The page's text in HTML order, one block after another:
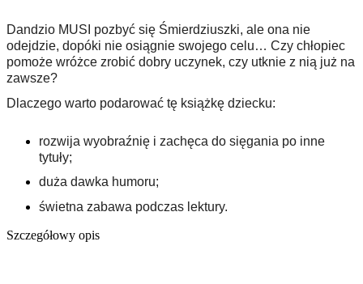
Dandzio MUSI pozbyć się Śmierdziuszki, ale ona nie
odejdzie, dopóki nie osiągnie swojego celu… Czy chłopiec
pomoże wróżce zrobić dobry uczynek, czy utknie z nią już na
zawsze?
Dlaczego warto podarować tę książkę dziecku:
rozwija wyobraźnię i zachęca do sięgania po inne
tytuły;
duża dawka humoru;
świetna zabawa podczas lektury.
Szczegółowy opis